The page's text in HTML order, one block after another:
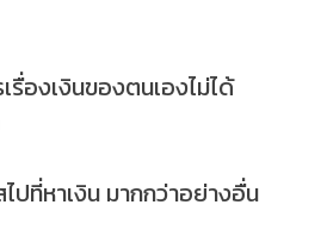
รื่องเงินของตนเองไม่ได้
ไปที่หาเงิน มากกว่าอย่างอื่น